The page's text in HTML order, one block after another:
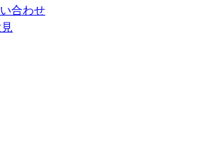
合わせ